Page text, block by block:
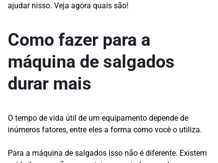
ajudar nisso. Veja agora quais são!
Como fazer para a
máquina de salgados
durar mais
O tempo de vida útil de um equipamento depende de
inúmeros fatores, entre eles a forma como você o utiliza.
Para a máquina de salgados isso não é diferente. Existem